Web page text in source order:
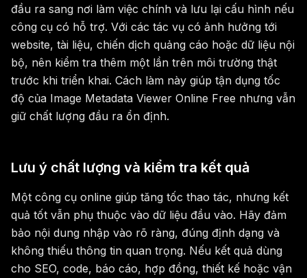
đầu ra sang nơi làm việc chính và lưu lại cấu hình nếu
công cụ có hỗ trợ. Với các tác vụ có ảnh hưởng tới
website, tài liệu, chiến dịch quảng cáo hoặc dữ liệu nội
bộ, nên kiểm tra thêm một lần trên môi trường thật
trước khi triển khai. Cách làm này giúp tận dụng tốc
độ của Image Metadata Viewer Online Free nhưng vẫn
giữ chất lượng đầu ra ổn định.
Lưu ý chất lượng và kiểm tra kết quả
Một công cụ online giúp tăng tốc thao tác, nhưng kết
quả tốt vẫn phụ thuộc vào dữ liệu đầu vào. Hãy đảm
bảo nội dung nhập vào rõ ràng, đúng định dạng và
không thiếu thông tin quan trọng. Nếu kết quả dùng
cho SEO, code, báo cáo, hợp đồng, thiết kế hoặc vận